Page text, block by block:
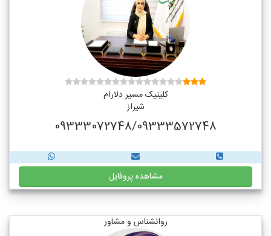
کلینیک مسیر دلارام
شیراز
09333072748/09333572748
مشاهده پروفایل
روانشناس و مشاور